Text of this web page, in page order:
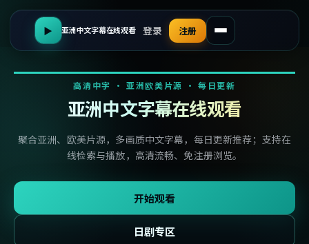
▶ 亚洲中文字幕在线观看 登录 注册
高清中字 · 亚洲欧美片源 · 每日更新
亚洲中文字幕在线观看
聚合亚洲、欧美片源，多画质中文字幕，每日更新推荐；支持在
线检索与播放，高清流畅、免注册浏览。
开始观看
日剧专区